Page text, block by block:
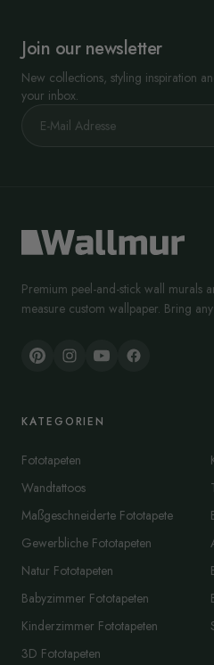
Join our newsletter
New collections, styling inspiration
your inbox.
Premium peel-and-stick wall murals
measure custom wallpaper. Bring
KATEGORIEN
Fototapeten
Wandtattoos
Maßgeschneiderte Fototapete
Gewerbliche Fototapeten
Natur Fototapeten
Babyzimmer Fototapeten
Kinderzimmer Fototapeten
3D Fototapeten